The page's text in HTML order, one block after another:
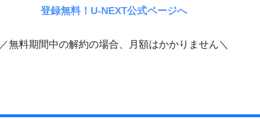
登録無料！U-NEXT公式ページへ
／無料期間中の解約の場合、月額はかかりません＼